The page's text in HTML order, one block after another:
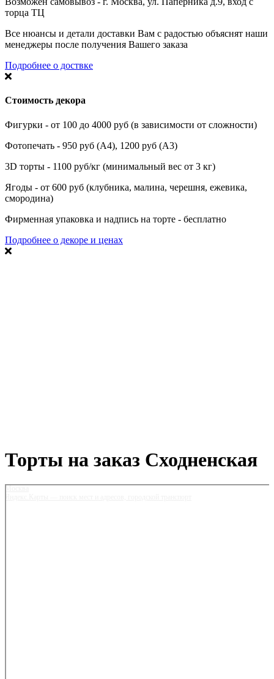
торца ТЦ
Все нюансы и детали доставки Вам с радостью объяснят наши
менеджеры после получения Вашего заказа
Подробнее о доствке
Стоимость декора
Фигурки - от 100 до 4000 руб (в зависимости от сложности)
Фотопечать - 950 руб (А4), 1200 руб (А3)
3D торты - 1100 руб/кг (минимальный вес от 3 кг)
Ягоды - от 600 руб (клубника, малина, черешня, ежевика,
смородина)
Фирменная упаковка и надпись на торте - бесплатно
Подробнее о декоре и ценах
Торты на заказ Сходненская